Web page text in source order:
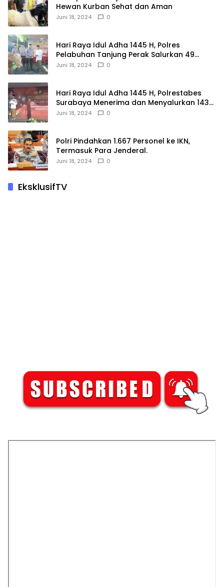
Hewan Kurban Sehat dan Aman
Juni 18, 2024 0
Hari Raya Idul Adha 1445 H, Polres
Pelabuhan Tanjung Perak Salurkan 49
Hewan Korban.
Juni 18, 2024 0
Hari Raya Idul Adha 1445 H, Polrestabes
Surabaya Menerima dan Menyalurkan 143
Hewan Kurban
Juni 18, 2024 0
Polri Pindahkan 1.667 Personel ke IKN,
Termasuk Para Jenderal.
Juni 18, 2024 0
EksklusifTV